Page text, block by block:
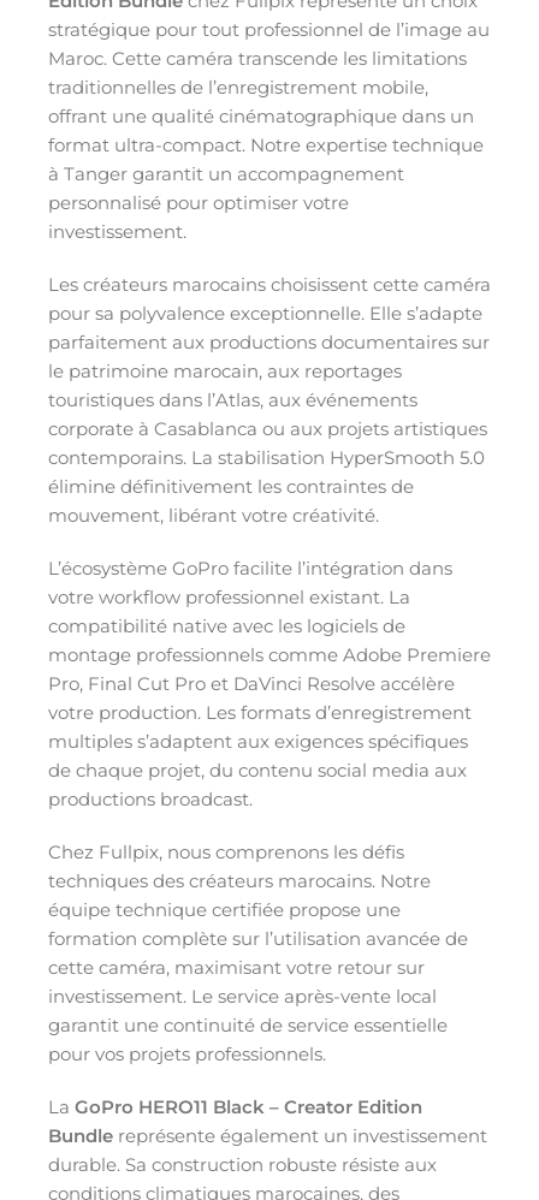
stratégique pour tout professionnel de l’image au
Maroc. Cette caméra transcende les limitations
traditionnelles de l’enregistrement mobile,
offrant une qualité cinématographique dans un
format ultra-compact. Notre expertise technique
à Tanger garantit un accompagnement
personnalisé pour optimiser votre
investissement.
Les créateurs marocains choisissent cette caméra
pour sa polyvalence exceptionnelle. Elle s’adapte
parfaitement aux productions documentaires sur
le patrimoine marocain, aux reportages
touristiques dans l’Atlas, aux événements
corporate à Casablanca ou aux projets artistiques
contemporains. La stabilisation HyperSmooth 5.0
élimine définitivement les contraintes de
mouvement, libérant votre créativité.
L’écosystème GoPro facilite l’intégration dans
votre workflow professionnel existant. La
compatibilité native avec les logiciels de
montage professionnels comme Adobe Premiere
Pro, Final Cut Pro et DaVinci Resolve accélère
votre production. Les formats d’enregistrement
multiples s’adaptent aux exigences spécifiques
de chaque projet, du contenu social media aux
productions broadcast.
Chez Fullpix, nous comprenons les défis
techniques des créateurs marocains. Notre
équipe technique certifiée propose une
formation complète sur l’utilisation avancée de
cette caméra, maximisant votre retour sur
investissement. Le service après-vente local
garantit une continuité de service essentielle
pour vos projets professionnels.
La GoPro HERO11 Black – Creator Edition
Bundle représente également un investissement
durable. Sa construction robuste résiste aux
conditions climatiques marocaines, des